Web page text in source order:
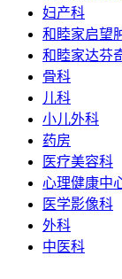
妇产科
和睦家启望
和睦家达芬
骨科
儿科
小儿外科
药房
医疗美容科
心理健康中
医学影像科
外科
中医科